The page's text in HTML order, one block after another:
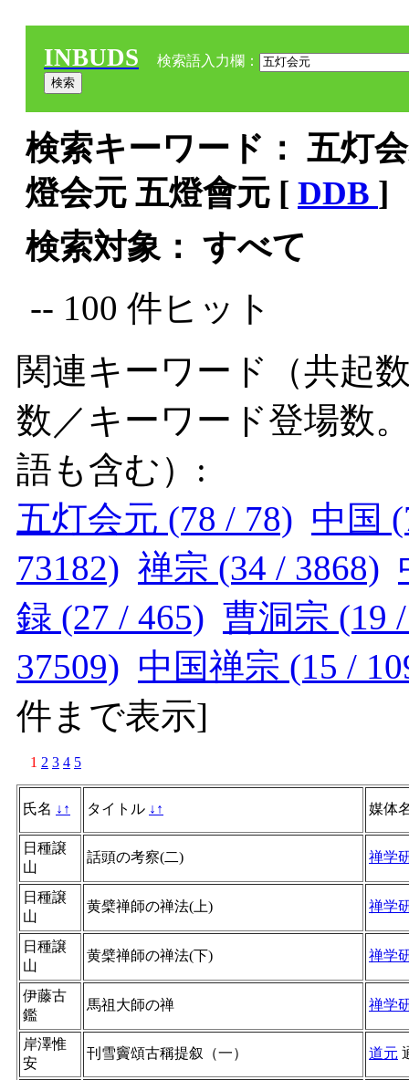
INBUDS 検索語入力欄：
検索キーワード： 五灯
燈会元 五燈會元 [ DDB ]
検索対象： すべて
-- 100 件ヒット
関連キーワード（共起
数／キーワード登場数
語も含む）:
五灯会元 (78 / 78) 中国
73182) 禅宗 (34 / 3868)
録 (27 / 465) 曹洞宗 (19
37509) 中国禅宗 (15 /
件まで表示]
1 2 3 4 5
氏名 ↓ ↑ タイトル ↓ ↑ 媒体
日種譲
山
話頭の考察(二) 禅学
日種譲
山
黄檗禅師の禅法(上) 禅学
日種譲
山
黄檗禅師の禅法(下) 禅学
伊藤古
鑑
馬祖大師の禅 禅学
岸澤惟
安
刊雪竇頌古稱提叙（一） 道元